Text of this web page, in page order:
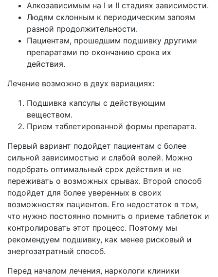
Алкозависимым на I и II стадиях зависимости.
Людям склонным к периодическим запоям
разной продолжительности.
Пациентам, прошедшим подшивку другими
препаратами по окончанию срока их
действия.
Лечение возможно в двух вариациях:
Подшивка капсулы с действующим
веществом.
Прием таблетированной формы препарата.
Первый вариант подойдет пациентам с более
сильной зависимостью и слабой волей. Можно
подобрать оптимальный срок действия и не
переживать о возможных срывах. Второй способ
подойдет для более уверенных в своих
возможностях пациентов. Его недостаток в том,
что нужно постоянно помнить о приеме таблеток и
контролировать этот процесс. Поэтому мы
рекомендуем подшивку, как менее рисковый и
энергозатратный способ.
Перед началом лечения, наркологи клиники